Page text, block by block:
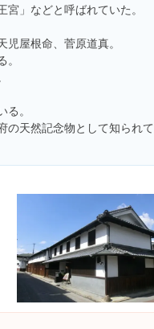
」などと呼ばれていた。
屋根命、菅原道真。
。
の天然記念物として知られて